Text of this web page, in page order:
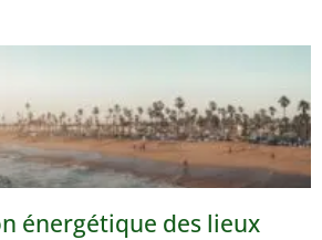
énergétique des lieux